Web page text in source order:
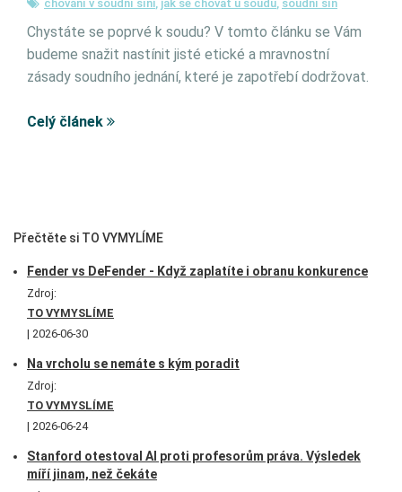
chování v soudní síni, jak se chovat u soudu, soudní síň
Chystáte se poprvé k soudu? V tomto článku se Vám
budeme snažit nastínit jisté etické a mravnostní
zásady soudního jednání, které je zapotřebí dodržovat.
Celý článek
Přečtěte si TO VYMYLÍME
Fender vs DeFender - Když zaplatíte i obranu konkurence
Zdroj:
TO VYMYSLÍME
2026-06-30
Na vrcholu se nemáte s kým poradit
Zdroj:
TO VYMYSLÍME
2026-06-24
Stanford otestoval AI proti profesorům práva. Výsledek
míří jinam, než čekáte